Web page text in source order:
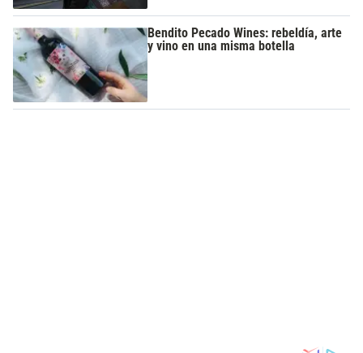
Bendito Pecado Wines: rebeldía, arte
y vino en una misma botella